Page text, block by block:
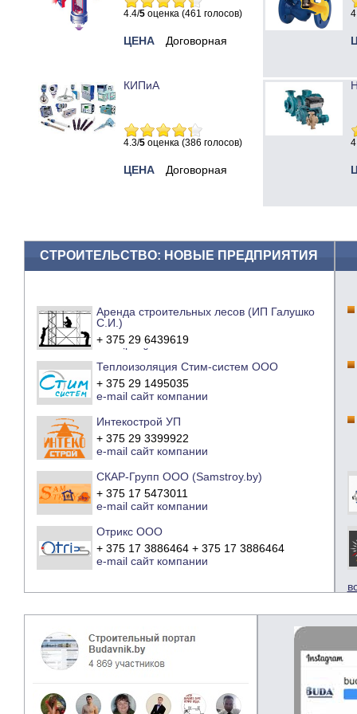
4.4/5 оценка (461 голосов)
ЦЕНА Договорная
КИПиА
4.3/5 оценка (386 голосов)
ЦЕНА Договорная
СТРОИТЕЛЬСТВО: НОВЫЕ ПРЕДПРИЯТИЯ
Аренда строительных лесов (ИП Галушко
С.И.)
+ 375 29 6439619
e-mail
сайт компании
Теплоизоляция Стим-систем ООО
+ 375 29 1495035
e-mail сайт компании
Интекострой УП
+ 375 29 3399922
e-mail сайт компании
СКАР-Групп ООО (Samstroy.by)
+ 375 17 5473011
e-mail сайт компании
Отрикс ООО
+ 375 17 3886464 + 375 17 3886464
e-mail сайт компании